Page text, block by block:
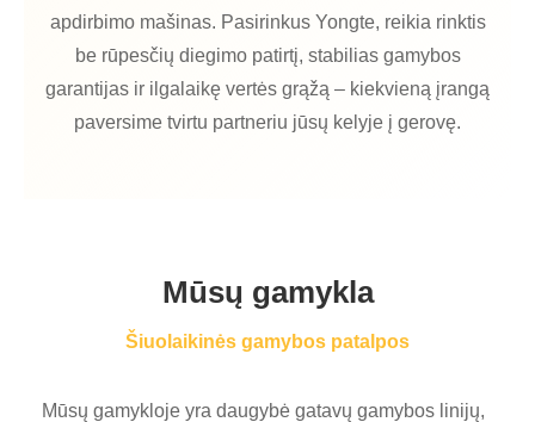
apdirbimo mašinas. Pasirinkus Yongte, reikia rinktis
be rūpesčių diegimo patirtį, stabilias gamybos
garantijas ir ilgalaikę vertės grąžą – kiekvieną įrangą
paversime tvirtu partneriu jūsų kelyje į gerovę.
Mūsų gamykla
Šiuolaikinės gamybos patalpos
Mūsų gamykloje yra daugybė gatavų gamybos linijų,